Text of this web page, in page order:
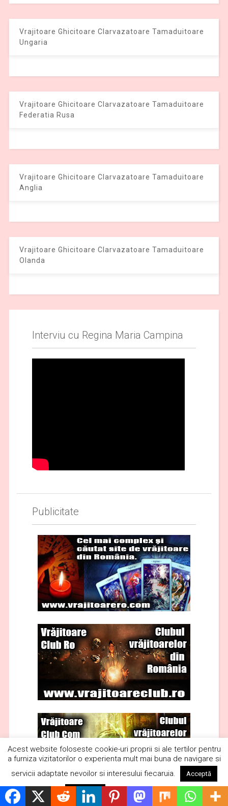
Vrajitoare Ghicitoare Clarvazatoare Tamaduitoare
Ungaria
Vrajitoare Ghicitoare Clarvazatoare Tamaduitoare
Federatia Rusa
Vrajitoare Ghicitoare Clarvazatoare Tamaduitoare
Anglia
Vrajitoare Ghicitoare Clarvazatoare Tamaduitoare
Olanda
Interviu cu Regina Maria Campina
Publicitate
Acest website foloseste cookie-uri proprii si ale tertilor pentru
a furniza vizitatorilor o experienta mult mai buna de navigare si
servicii adaptate nevoilor si interesului fiecaruia.
Acceptă
Respinge Citește mai mult